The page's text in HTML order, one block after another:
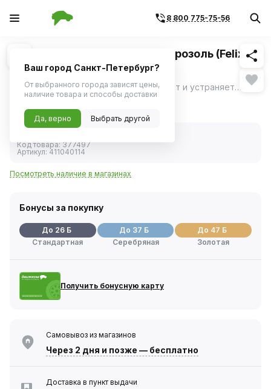
8 800 775-75-56
1/1 Похожие
Полироль шин (чернитель) аэрозоль (Felix)
520мл
Восстанавливает первоначальный цвет и устраняет мелкие дефекты поверхности шины. ещё
Код товара:377497
Артикул: 411040114
Посмотреть наличие в магазинах
Бонусы за покупку
До 26 Б
Стандартная
До 37 Б
Серебряная
До 47 Б
Золотая
Получить бонусную карту
Самовывоз из магазинов
Через 2 дня и позже — бесплатно
Доставка в пункт выдачи
Ваш город Санкт-Петербург?
От выбранного города зависят цены,
наличие товара и способы доставки
Да, верно Выбрать другой